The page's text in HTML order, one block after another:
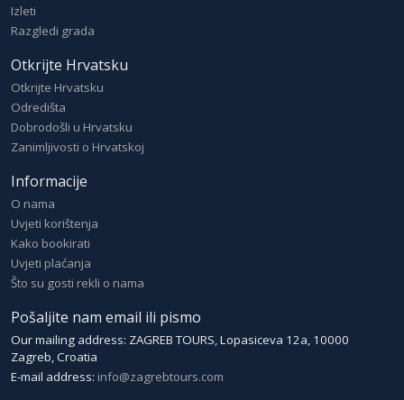
Izleti
Razgledi grada
Otkrijte Hrvatsku
Otkrijte Hrvatsku
Odredišta
Dobrodošli u Hrvatsku
Zanimljivosti o Hrvatskoj
Informacije
O nama
Uvjeti korištenja
Kako bookirati
Uvjeti plaćanja
Što su gosti rekli o nama
Pošaljite nam email ili pismo
Our mailing address: ZAGREB TOURS, Lopasiceva 12a, 10000
Zagreb, Croatia
E-mail address: info@zagrebtours.com